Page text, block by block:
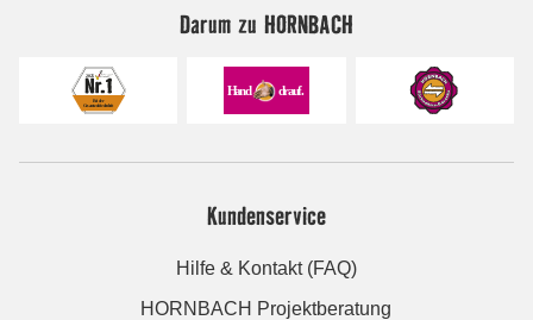
Darum zu HORNBACH
Kundenservice
Hilfe & Kontakt (FAQ)
HORNBACH Projektberatung